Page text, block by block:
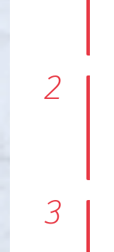
2
3